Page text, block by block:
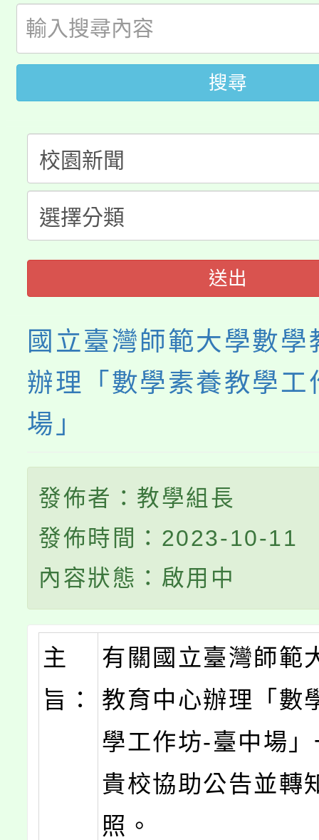
版
公告本校115學年度第
代理(課)教師甄選結果(
「2026金融保險知識
桃園市115學年度學生
代理(課)教師甄選結果(
公告本校115學年度第
代理(課)教師甄選結果(
轉知中國文化大學推廣
《TA101》溝通分析基
程，歡迎學生輔導中心
系所師生報名參加。
搜尋
送出
國立臺灣師範大學數學
辦理「數學素養教學工
場」
發佈者：教學組長
發佈時間：2023-10-11
內容狀態：啟用中
主
旨：
有關國立臺灣師範
教育中心辦理「數
學工作坊-臺中場
貴校協助公告並轉
照。